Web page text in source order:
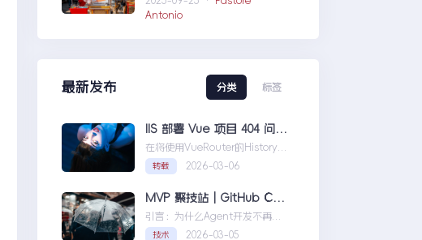
llections.Gen....NETCORE快速
Antonio
最新发布 分类 标签
IIS 部署 Vue 项目 404 问题解决方案
在将使用VueRouter的History模
式项目部署到IIS时，可能会遇到
刷新页面或...IIS部署Vue项目404
问题解决方案
转载 2026-03-06
MVP 聚技站｜GitHub Copilot SDK 入门：五分钟构建你的第一个 AI Agent
引言：为什么Agent开发不再是
少数人的游戏近年来，随着人工
技术 2026-03-05